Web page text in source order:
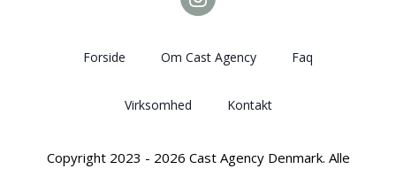
Forside Om Cast Agency Faq
Virksomhed Kontakt
Copyright 2023 - 2026 Cast Agency Denmark. Alle